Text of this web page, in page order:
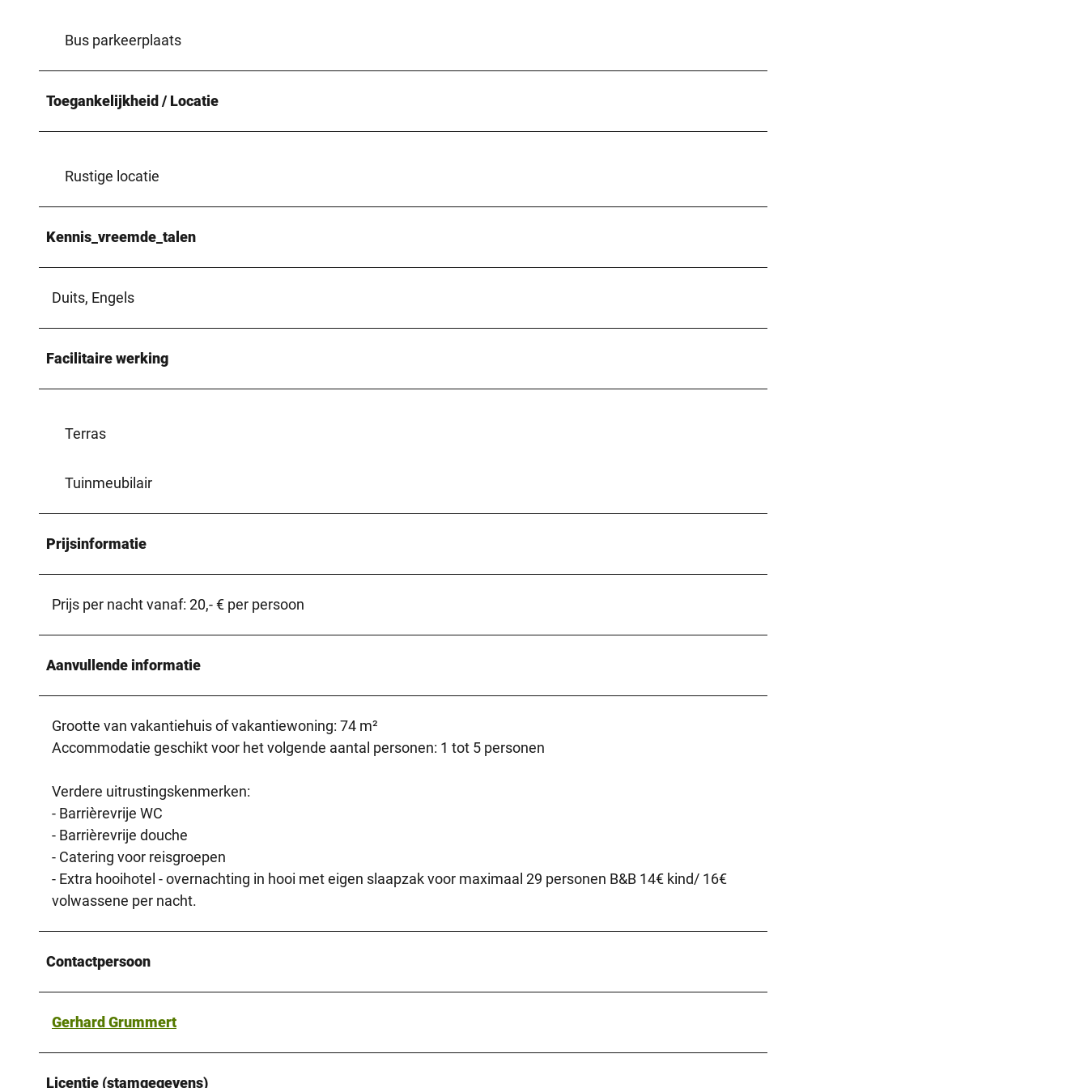
Bus parkeerplaats
Toegankelijkheid / Locatie
Rustige locatie
Kennis_vreemde_talen
Duits, Engels
Facilitaire werking
Terras
Tuinmeubilair
Prijsinformatie
Prijs per nacht vanaf: 20,- € per persoon
Aanvullende informatie
Grootte van vakantiehuis of vakantiewoning: 74 m²
Accommodatie geschikt voor het volgende aantal personen: 1 tot 5 personen
Verdere uitrustingskenmerken:
- Barrièrevrije WC
- Barrièrevrije douche
- Catering voor reisgroepen
- Extra hooihotel - overnachting in hooi met eigen slaapzak voor maximaal 29 personen B&B 14€ kind/ 16€
volwassene per nacht.
Contactpersoon
Gerhard Grummert
Licentie (stamgegevens)